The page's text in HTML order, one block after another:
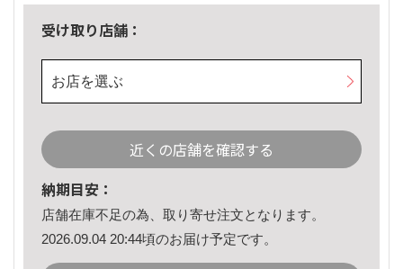
受け取り店舗：
お店を選ぶ
近くの店舗を確認する
納期目安：
店舗在庫不足の為、取り寄せ注文となります。
2026.09.04 20:44頃のお届け予定です。